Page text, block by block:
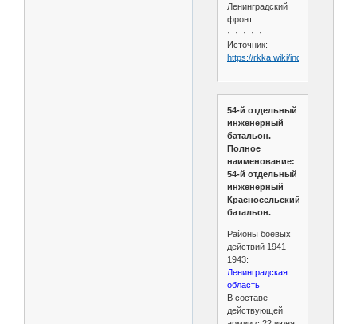
Ленинградский
фронт
· · · · ·
Источник:
https://rkka.wiki/index.php/
54-й отдельный
инженерный
батальон.
Полное
наименование:
54-й отдельный
инженерный
Красносельский
батальон.
Районы боевых
действий 1941 -
1943:
Ленинградская
область
В составе
действующей